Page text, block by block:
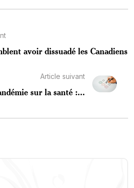
avoir dissuadé les Canadiens
Article suivant
sur la santé :...